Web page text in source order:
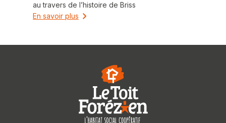
au travers de l’histoire de Briss
En savoir plus